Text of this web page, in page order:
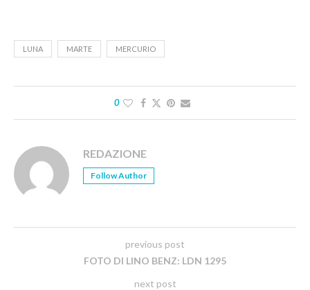
LUNA MARTE MERCURIO
0
REDAZIONE
Follow Author
previous post
FOTO DI LINO BENZ: LDN 1295
next post